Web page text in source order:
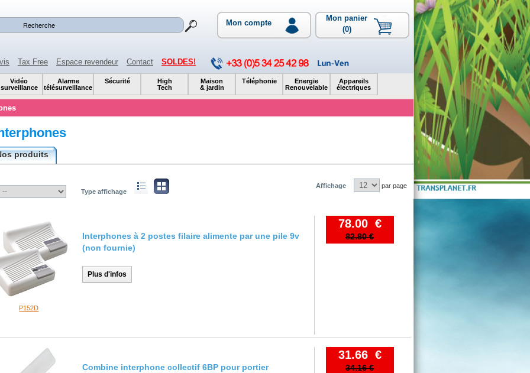
Mon compte
Mon panier
(0)
Tax Free Espace revendeur Contact SOLDES!
Vidéo
surveillance
Alarme
télésurveillance
Sécurité
High
Tech
Maison
& jardin
Téléphonie
Energie
Renouvelable
Appareils
électriques
produits
Type affichage
Affichage par page
P152D
Interphones à 2 postes filaire alimente par une pile 9v
(non fournie)
Plus d'infos
78.00 €
82.80 €
Combine interphone collectif 6BP pour portier
31.66 €
34.16 €